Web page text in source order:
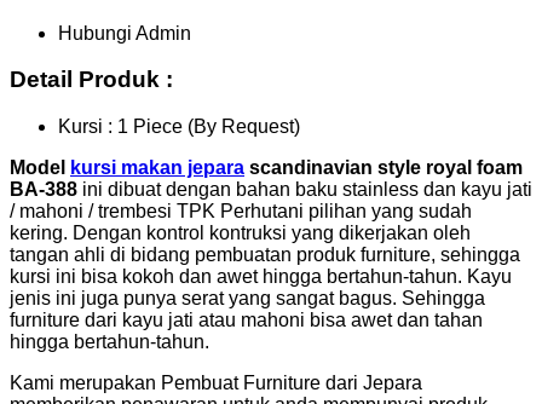
Hubungi Admin
Detail Produk :
Kursi : 1 Piece (By Request)
Model
kursi makan jepara scandinavian style royal foam
BA-388 ini dibuat dengan bahan baku stainless dan kayu jati
/ mahoni / trembesi TPK Perhutani pilihan yang sudah
kering. Dengan kontrol kontruksi yang dikerjakan oleh
tangan ahli di bidang pembuatan produk furniture, sehingga
kursi ini bisa kokoh dan awet hingga bertahun-tahun. Kayu
jenis ini juga punya serat yang sangat bagus. Sehingga
furniture dari kayu jati atau mahoni bisa awet dan tahan
hingga bertahun-tahun.
Kami merupakan Pembuat Furniture dari Jepara